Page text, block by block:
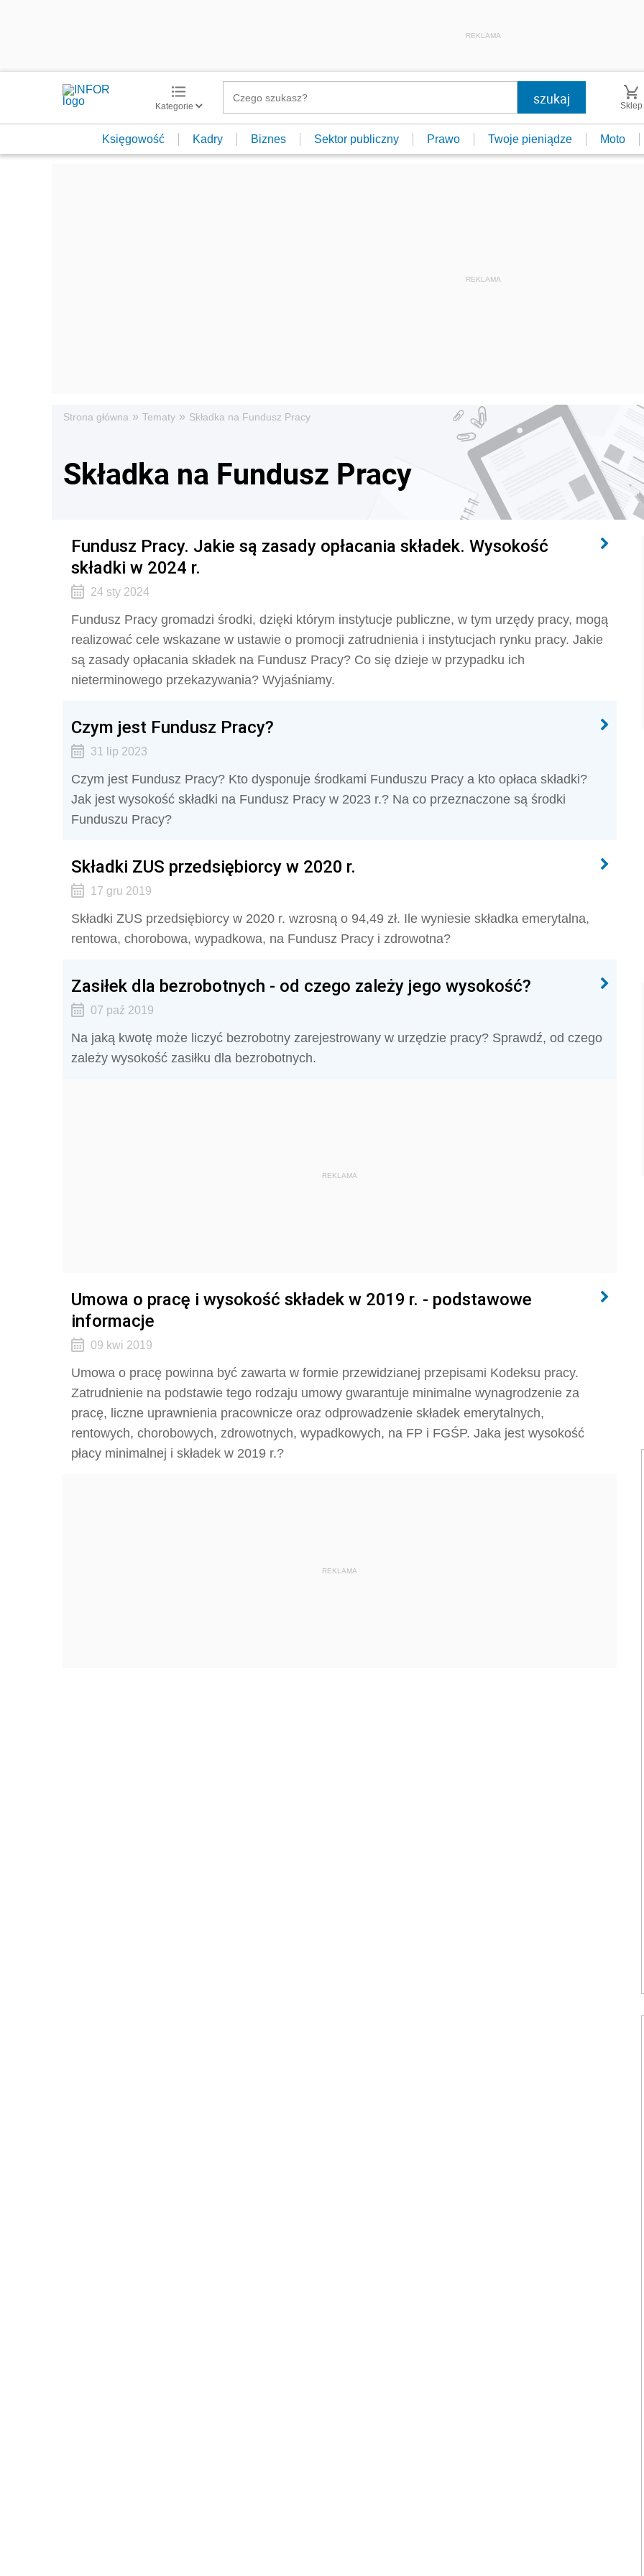
REKLAMA
Kategorie Sklep
Księgowość Kadry Biznes Sektor publiczny Prawo Twoje pieniądze Moto
Strona główna » Tematy » Składka na Fundusz Pracy
Składka na Fundusz Pracy
Fundusz Pracy. Jakie są zasady opłacania składek. Wysokość
składki w 2024 r.
24 sty 2024
Fundusz Pracy gromadzi środki, dzięki którym instytucje publiczne, w tym urzędy pracy, mogą
realizować cele wskazane w ustawie o promocji zatrudnienia i instytucjach rynku pracy. Jakie
są zasady opłacania składek na Fundusz Pracy? Co się dzieje w przypadku ich
nieterminowego przekazywania? Wyjaśniamy.
Czym jest Fundusz Pracy?
31 lip 2023
Czym jest Fundusz Pracy? Kto dysponuje środkami Funduszu Pracy a kto opłaca składki?
Jak jest wysokość składki na Fundusz Pracy w 2023 r.? Na co przeznaczone są środki
Funduszu Pracy?
Składki ZUS przedsiębiorcy w 2020 r.
17 gru 2019
Składki ZUS przedsiębiorcy w 2020 r. wzrosną o 94,49 zł. Ile wyniesie składka emerytalna,
rentowa, chorobowa, wypadkowa, na Fundusz Pracy i zdrowotna?
Zasiłek dla bezrobotnych - od czego zależy jego wysokość?
07 paź 2019
Na jaką kwotę może liczyć bezrobotny zarejestrowany w urzędzie pracy? Sprawdź, od czego
zależy wysokość zasiłku dla bezrobotnych.
REKLAMA
Umowa o pracę i wysokość składek w 2019 r. - podstawowe
informacje
09 kwi 2019
Umowa o pracę powinna być zawarta w formie przewidzianej przepisami Kodeksu pracy.
Zatrudnienie na podstawie tego rodzaju umowy gwarantuje minimalne wynagrodzenie za
pracę, liczne uprawnienia pracownicze oraz odprowadzenie składek emerytalnych,
rentowych, chorobowych, zdrowotnych, wypadkowych, na FP i FGŚP. Jaka jest wysokość
płacy minimalnej i składek w 2019 r.?
REKLAMA